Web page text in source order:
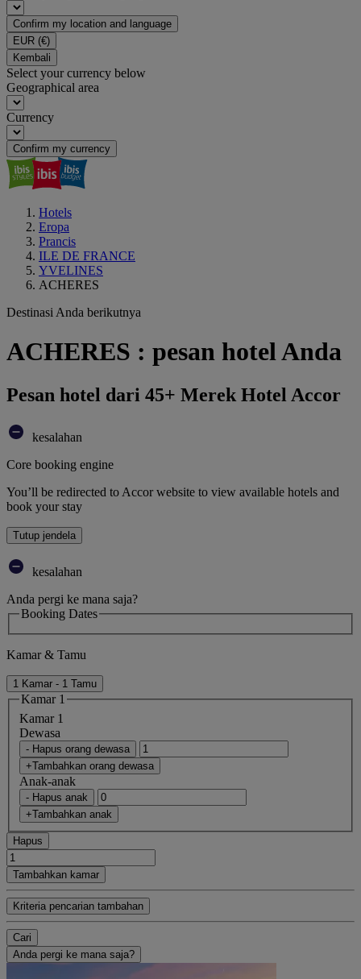
Confirm my location and language
EUR (€)
Kembali
Select your currency below
Geographical area
Currency
Confirm my currency
Hotels
Eropa
Prancis
ILE DE FRANCE
YVELINES
ACHERES
Destinasi Anda berikutnya
ACHERES : pesan hotel Anda
Pesan hotel dari 45+ Merek Hotel Accor
kesalahan
Core booking engine
You’ll be redirected to Accor website to view available hotels and
book your stay
Tutup jendela
kesalahan
Anda pergi ke mana saja?
Booking Dates
Kamar & Tamu
1 Kamar - 1 Tamu
Kamar 1
Kamar 1
Dewasa
- Hapus orang dewasa
+Tambahkan orang dewasa
Anak-anak
- Hapus anak
+Tambahkan anak
Hapus
Tambahkan kamar
Kriteria pencarian tambahan
Cari
Anda pergi ke mana saja?